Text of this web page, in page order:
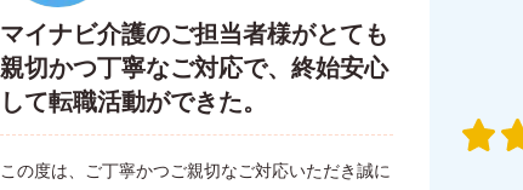
マイナビ介護のご担当者様がとても
親切かつ丁寧なご対応で、終始安心
して転職活動ができた。
この度は、ご丁寧かつご親切なご対応いただき誠に